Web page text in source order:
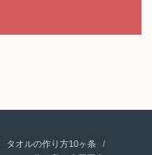
タオルの作り方10ヶ条